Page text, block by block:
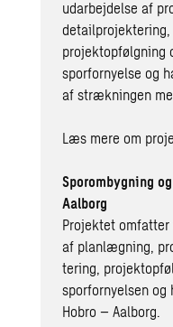
udarbejdelse af
detailprojektering,
projektopfølgning
sporfornyelse og
af strækningen
Læs mere om
Sporombygning
Aalborg
Projektet
af planlægning,
tering,
sporfornyelsen og
Hobro – Aalborg.